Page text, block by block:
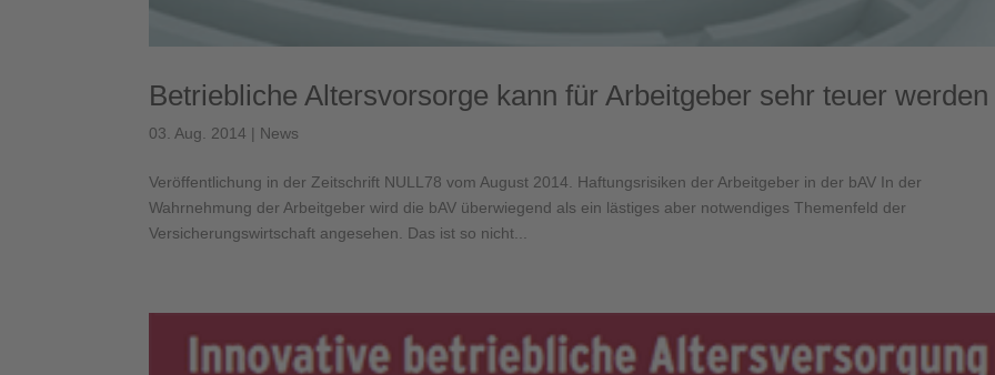
Betriebliche Altersvorsorge kann für Arbeitgeber sehr teuer werden
03. Aug. 2014 | News
Veröffentlichung in der Zeitschrift NULL78 vom August 2014. Haftungsrisiken der Arbeitgeber in der bAV In der
Wahrnehmung der Arbeitgeber wird die bAV überwiegend als ein lästiges aber notwendiges Themenfeld der
Versicherungswirtschaft angesehen. Das ist so nicht...